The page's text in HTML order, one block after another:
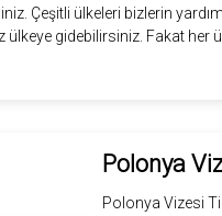
Çeşitli ülkeleri bizlerin
ülkeye gidebilirsiniz. Fakat her
Polonya
Polonya Vizesi